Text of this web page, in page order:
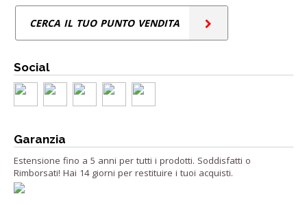
CERCA IL TUO PUNTO VENDITA
Social
Garanzia
Estensione fino a 5 anni per tutti i prodotti. Soddisfatti o
Rimborsati! Hai 14 giorni per restituire i tuoi acquisti.